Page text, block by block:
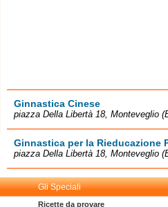
Ginnastica Cinese
piazza Della Libertà 18, Monteveglio
Ginnastica per la Rieducazione
piazza Della Libertà 18, Monteveglio
Gli Speciali
Ricette da provare